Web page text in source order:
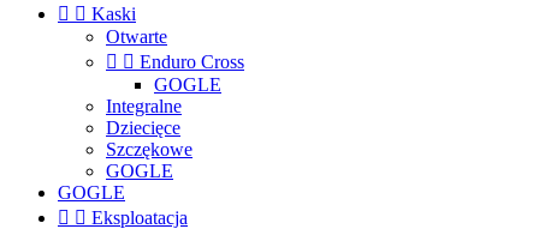
  Kaski
Otwarte
  Enduro Cross
GOGLE
Integralne
Dziecięce
Szczękowe
GOGLE
GOGLE
  Eksploatacja